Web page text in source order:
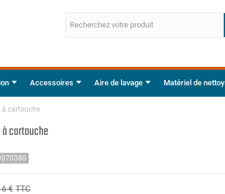
Accessoires Aire de lavage Matériel de
à cartouche
cartouche
€ TTC